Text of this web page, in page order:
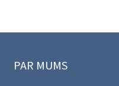
PAR MUMS